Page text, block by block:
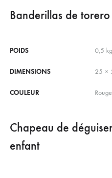
Banderillas de
POIDS 0,5 kg
DIMENSIONS 25 ×
COULEUR
Chapeau de
enfant